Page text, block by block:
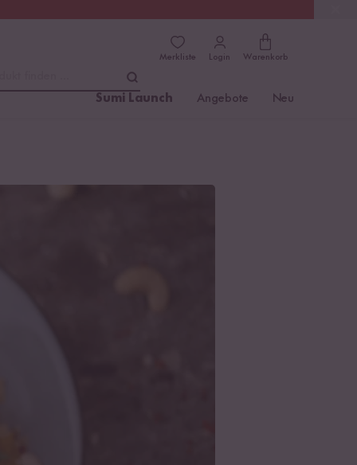
Merkliste Login Warenkorb
Sumi Launch Angebote Neu